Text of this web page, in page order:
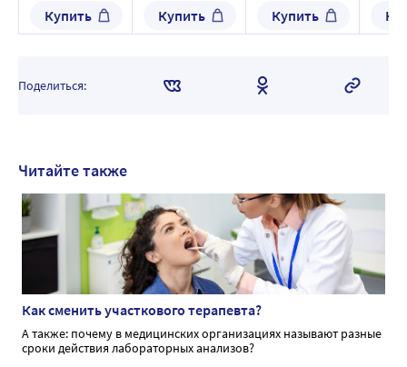
Купить Купить Купить
Поделиться:
Читайте также
Как сменить участкового терапевта?
А также: почему в медицинских организациях называют разные
сроки действия лабораторных анализов?